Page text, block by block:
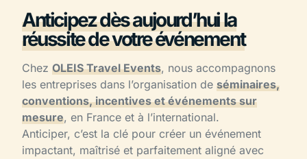
Anticipez dès aujourd’hui la
réussite de votre événement
Chez OLEIS Travel Events, nous accompagnons
les entreprises dans l’organisation de séminaires,
conventions, incentives et événements sur
mesure, en France et à l’international.
Anticiper, c’est la clé pour créer un événement
impactant, maîtrisé et parfaitement aligné avec